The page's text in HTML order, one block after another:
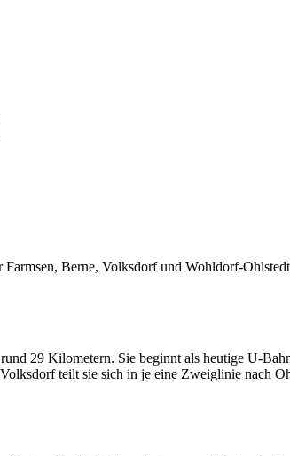
Berne, Volksdorf und Wohldorf-
29 Kilometern. Sie beginnt als heutige U-
teilt sie sich in je eine Zweiglinie nach